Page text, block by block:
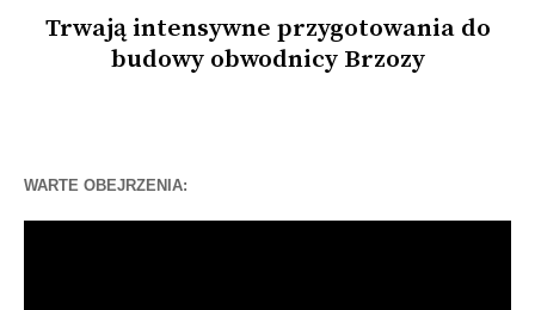
Trwają intensywne przygotowania do
budowy obwodnicy Brzozy
WARTE OBEJRZENIA: